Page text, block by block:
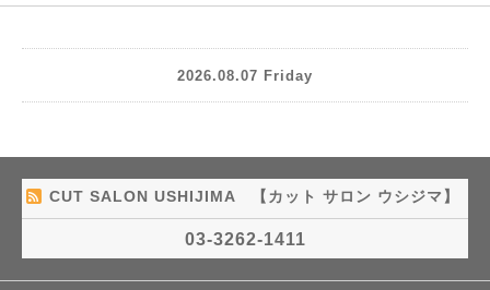
2026.08.07 Friday
CUT SALON USHIJIMA 【カット サロン ウシジマ】
03-3262-1411